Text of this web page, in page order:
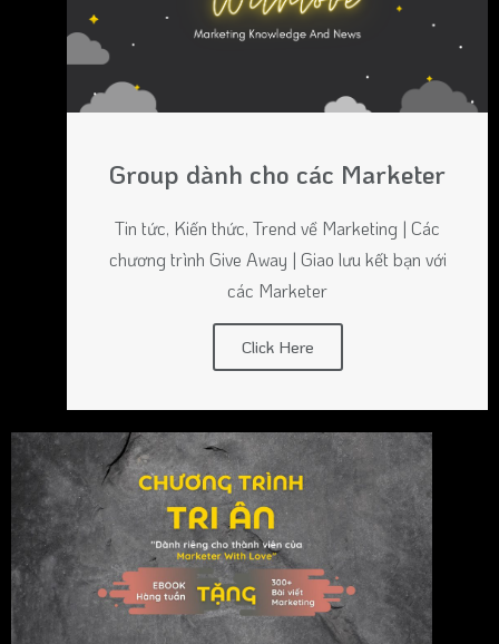
Group dành cho các Marketer
Tin tức, Kiến thức, Trend về Marketing | Các
chương trình Give Away | Giao lưu kết bạn với
các Marketer
Click Here